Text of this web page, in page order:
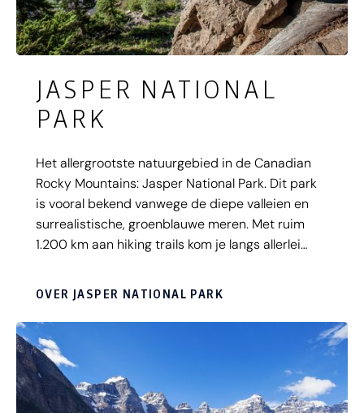
JASPER NATIONAL
PARK
Het allergrootste natuurgebied in de Canadian
Rocky Mountains: Jasper National Park. Dit park
is vooral bekend vanwege de diepe valleien en
surrealistische, groenblauwe meren. Met ruim
1.200 km aan hiking trails kom je langs allerlei
Sunwapta, én de beroemde Angel Glacier van
Mount Edith Cavell. Deze hangende gletsjer heeft
de vorm van engelenvleugels en is één van de
mooiste 'hot spots' in West Canada! Lees snel
verder en bekijk informatieve video's over Jasper
National Park.
OVER JASPER NATIONAL PARK